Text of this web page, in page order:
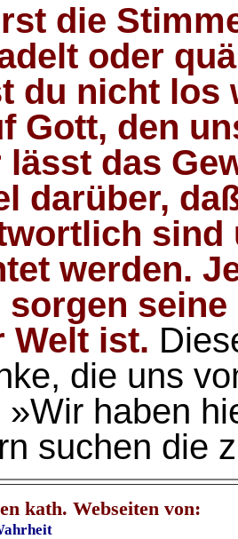
die
oder
du nicht los
Gott, den
lässt das
darüber,
sind
werden.
sorgen
Welt ist.
die uns
»Wir haben
suchen die
kath. Webseiten von: